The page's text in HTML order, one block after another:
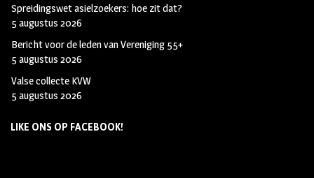
Spreidingswet asielzoekers: hoe zit dat?
5 augustus 2026
Bericht voor de leden van Vereniging 55+
5 augustus 2026
Valse collecte KVW
5 augustus 2026
LIKE ONS OP FACEBOOK!